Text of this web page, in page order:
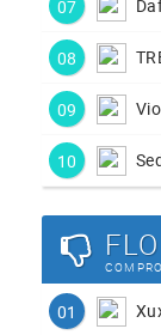
07
08
09
10
01